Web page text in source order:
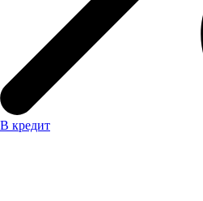
В кредит